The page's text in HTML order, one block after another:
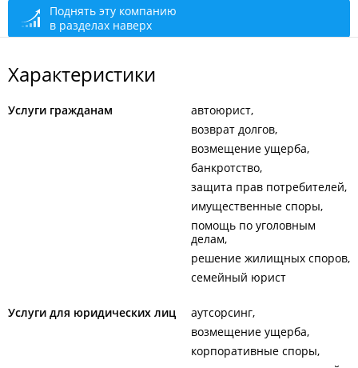
+7 (423) 243-77-76тел./факс
+7 914 705-55-55
Поднять эту компанию
в разделах наверх
Характеристики
Услуги гражданам
автоюрист
возврат долгов
возмещение ущерба
банкротство
защита прав потребителей
имущественные споры
помощь по уголовным
делам
решение жилищных споров
семейный юрист
Услуги для юридических лиц
аутсорсинг
возмещение ущерба
корпоративные споры